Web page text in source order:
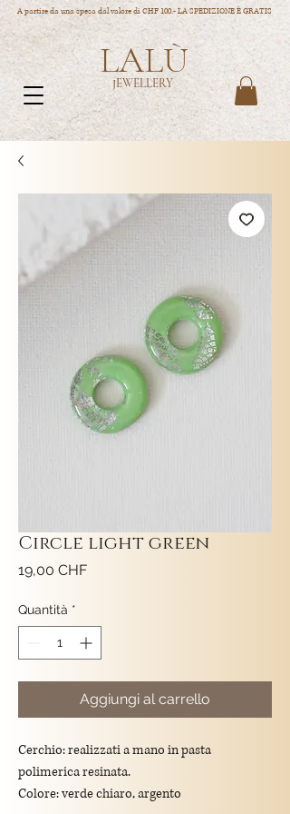
A partire da una spesa dal valore di CHF 100.- LA SPEDIZIONE È GRATIS
LALÙ
JEWELLERY
Circle light green
19,00 CHFPrezzo
Quantità *
Aggiungi al carrello
Cerchio: realizzati a mano in pasta
polimerica resinata.
Colore: verde chiaro, argento